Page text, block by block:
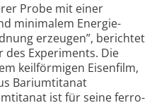
Probe mit einer
minimalem Energie­
erzeugen”, berichtet
des Experiments. Die
keilförmigen Eisenfilm,
Barium­titanat
ist für seine ferro­